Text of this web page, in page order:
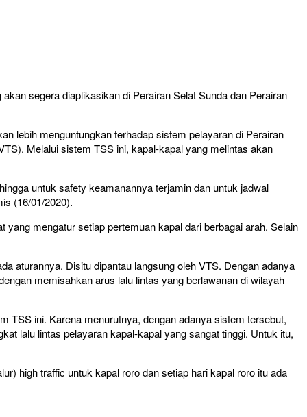
segera diaplikasikan di Perairan Selat Sunda dan Perairan
lebih menguntungkan terhadap sistem pelayaran di Perairan
Melalui sistem TSS ini, kapal-kapal yang melintas akan
untuk safety keamanannya terjamin dan untuk jadwal
(16/01/2020).
mengatur setiap pertemuan kapal dari berbagai arah. Selain
aturannya. Disitu dipantau langsung oleh VTS. Dengan adanya
memisahkan arus lalu lintas yang berlawanan di wilayah
TSS ini. Karena menurutnya, dengan adanya sistem tersebut,
lalu lintas pelayaran kapal-kapal yang sangat tinggi. Untuk itu,
high traffic untuk kapal roro dan setiap hari kapal roro itu ada